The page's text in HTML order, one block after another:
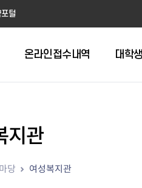
털
답십리2동 자치회관
온라인접수내역 대학
지관
당 여성복지관